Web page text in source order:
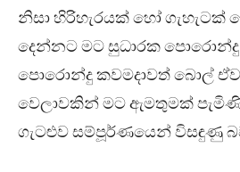
නිසා හිරිහැරයක් හෝ ගැහැටක්
දෙන්නට මට සුධාරක
පොරොන්දු කවමදාවත් බොල්
වෙලාවකින් මට ඇමතුමක්
ගැටළුව සම්පූර්ණයෙන් විසඳුණු